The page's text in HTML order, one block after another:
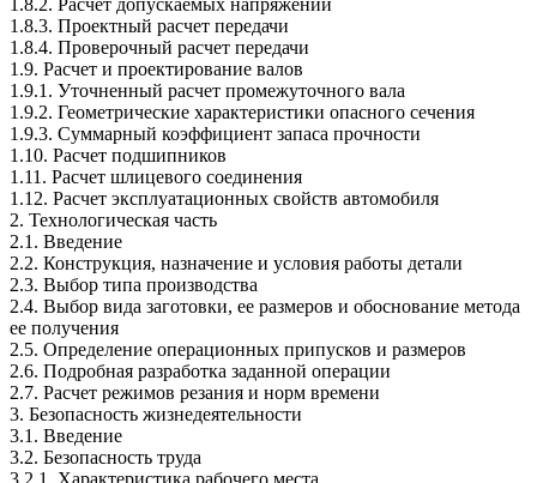
1.8.3. Проектный расчет передачи
1.8.4. Проверочный расчет передачи
1.9. Расчет и проектирование валов
1.9.1. Уточненный расчет промежуточного вала
1.9.2. Геометрические характеристики опасного сечения
1.9.3. Суммарный коэффициент запаса прочности
1.10. Расчет подшипников
1.11. Расчет шлицевого соединения
1.12. Расчет эксплуатационных свойств автомобиля
2. Технологическая часть
2.1. Введение
2.2. Конструкция, назначение и условия работы детали
2.3. Выбор типа производства
2.4. Выбор вида заготовки, ее размеров и обоснование метода
ее получения
2.5. Определение операционных припусков и размеров
2.6. Подробная разработка заданной операции
2.7. Расчет режимов резания и норм времени
3. Безопасность жизнедеятельности
3.1. Введение
3.2. Безопасность труда
3.2.1. Характеристика рабочего места